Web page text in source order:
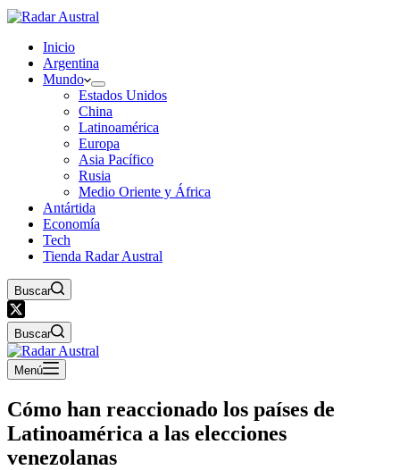
Inicio
Argentina
Mundo
Estados Unidos
China
Latinoamérica
Europa
Asia Pacífico
Rusia
Medio Oriente y África
Antártida
Economía
Tech
Tienda Radar Austral
Buscar
Buscar
Menú
Cómo han reaccionado los países de
Latinoamérica a las elecciones
venezolanas